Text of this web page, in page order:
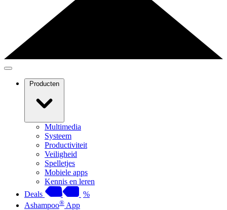
Producten
Multimedia
Systeem
Productiviteit
Veiligheid
Spelletjes
Mobiele apps
Kennis en leren
Deals
%
Ashampoo® App